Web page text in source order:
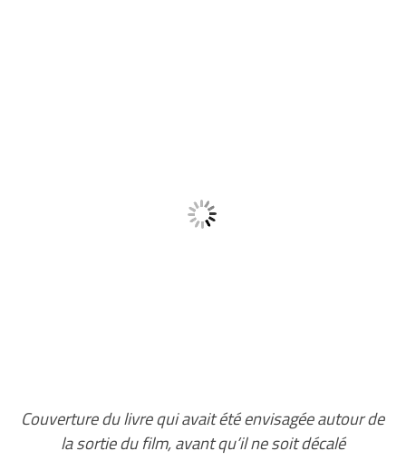
Couverture du livre qui avait été envisagée autour de
la sortie du film, avant qu’il ne soit décalé